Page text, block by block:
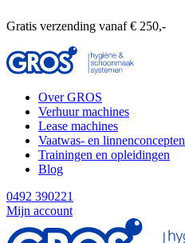
Gratis verzending vanaf € 250,-
Over GROS
Verhuur machines
Lease machines
Vaatwas- en linnenconcepten
Trainingen en opleidingen
Blog
0492 390221
Mijn account